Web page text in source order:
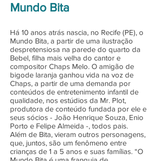
Mundo Bita
Há 10 anos atrás nascia, no Recife (PE), o
Mundo Bita, a partir de uma ilustração
despretensiosa na parede do quarto da
Bebel, filha mais velha do cantor e
compositor Chaps Melo. O amigão de
bigode laranja ganhou vida na voz de
Chaps, a partir de uma demanda por
conteúdos de entretenimento infantil de
qualidade, nos estúdios da Mr. Plot,
produtora de conteúdo fundada por ele e
seus sócios - João Henrique Souza, Enio
Porto e Felipe Almeida -, todos pais.
Além de Bita, vieram outros personagens,
que, juntos, são um fenômeno entre
crianças de 1 a 5 anos e suas famílias. “O